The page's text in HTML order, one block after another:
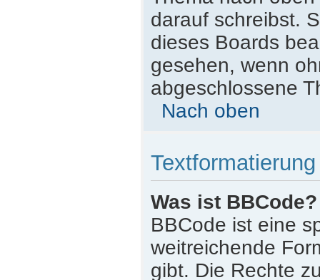
darauf schreibst.
dieses Boards
gesehen, wenn
abgeschlossene
Nach oben
Was ist BBCode?
BBCode ist eine
weitreichende
gibt. Die Rechte